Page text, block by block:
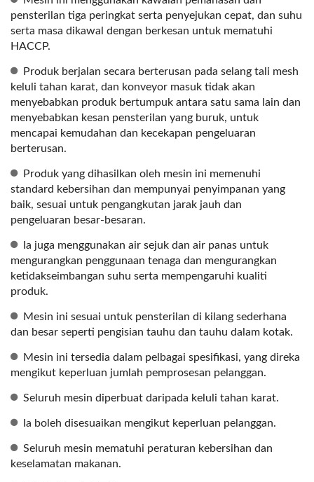
pensterilan tiga peringkat serta penyejukan cepat, dan suhu
serta masa dikawal dengan berkesan untuk mematuhi
HACCP.
Produk berjalan secara berterusan pada selang tali mesh
keluli tahan karat, dan konveyor masuk tidak akan
menyebabkan produk bertumpuk antara satu sama lain dan
menyebabkan kesan pensterilan yang buruk, untuk
mencapai kemudahan dan kecekapan pengeluaran
berterusan.
Produk yang dihasilkan oleh mesin ini memenuhi
standard kebersihan dan mempunyai penyimpanan yang
baik, sesuai untuk pengangkutan jarak jauh dan
pengeluaran besar-besaran.
Ia juga menggunakan air sejuk dan air panas untuk
mengurangkan penggunaan tenaga dan mengurangkan
ketidakseimbangan suhu serta mempengaruhi kualiti
produk.
Mesin ini sesuai untuk pensterilan di kilang sederhana
dan besar seperti pengisian tauhu dan tauhu dalam kotak.
Mesin ini tersedia dalam pelbagai spesifikasi, yang direka
mengikut keperluan jumlah pemprosesan pelanggan.
Seluruh mesin diperbuat daripada keluli tahan karat.
Ia boleh disesuaikan mengikut keperluan pelanggan.
Seluruh mesin mematuhi peraturan kebersihan dan
keselamatan makanan.